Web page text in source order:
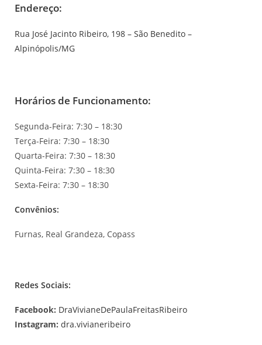
Endereço:
Rua José Jacinto Ribeiro, 198 – São Benedito –
Alpinópolis/MG
Horários de Funcionamento:
Segunda-Feira: 7:30 – 18:30
Terça-Feira: 7:30 – 18:30
Quarta-Feira: 7:30 – 18:30
Quinta-Feira: 7:30 – 18:30
Sexta-Feira: 7:30 – 18:30
Convênios:
Furnas, Real Grandeza, Copass
Redes Sociais:
Facebook: DraVivianeDePaulaFreitasRibeiro
Instagram: dra.vivianeribeiro